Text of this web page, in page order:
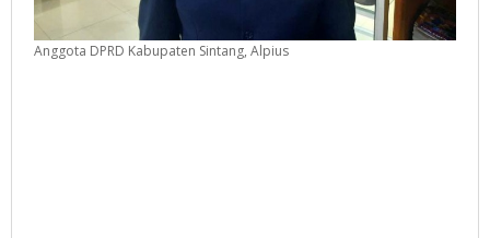
Anggota DPRD Kabupaten Sintang, Alpius